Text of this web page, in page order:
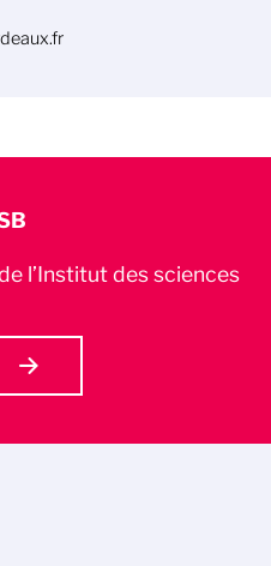
l’Institut des sciences